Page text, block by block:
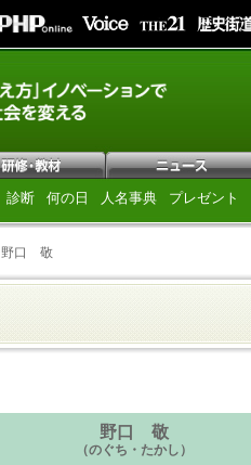
診断 何の日 人名事典 プレゼント
野口 敬
野口 敬
（のぐち・たかし）